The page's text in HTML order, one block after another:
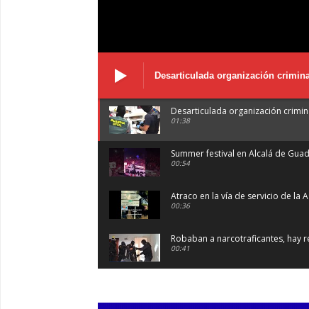
Desarticulada organización
Desarticulada organización
01:38
Summer festival en Alcalá de
00:54
Atraco en la vía de servicio de la
00:36
Robaban a narcotraficantes, hay
00:41